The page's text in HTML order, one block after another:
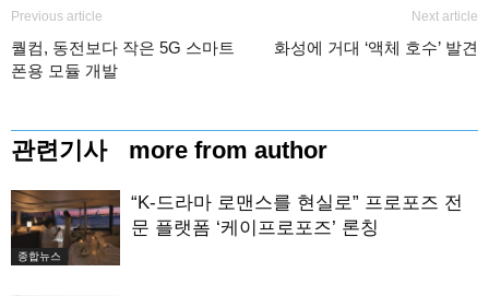
Previous article
퀄컴, 동전보다 작은 5G 스마트
폰용 모듈 개발
Next article
화성에 거대 ‘액체 호수’ 발견
관련기사 more from author
종합뉴스
“K-드라마 로맨스를 현실로” 프로포즈 전
문 플랫폼 ‘케이프로포즈’ 론칭